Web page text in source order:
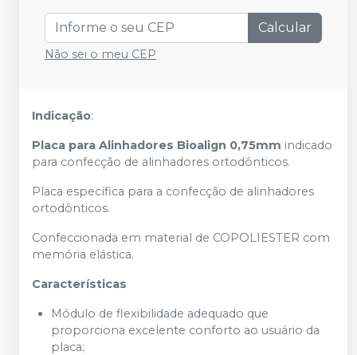
Calcular
Não sei o meu CEP
Indicação:
Placa para Alinhadores Bioalign 0,75mm indicado
para confecção de alinhadores ortodônticos.
Placa específica para a confecção de alinhadores
ortodônticos.
Confeccionada em material de COPOLIESTER com
memória elástica.
Características
Módulo de flexibilidade adequado que
proporciona excelente conforto ao usuário da
placa;